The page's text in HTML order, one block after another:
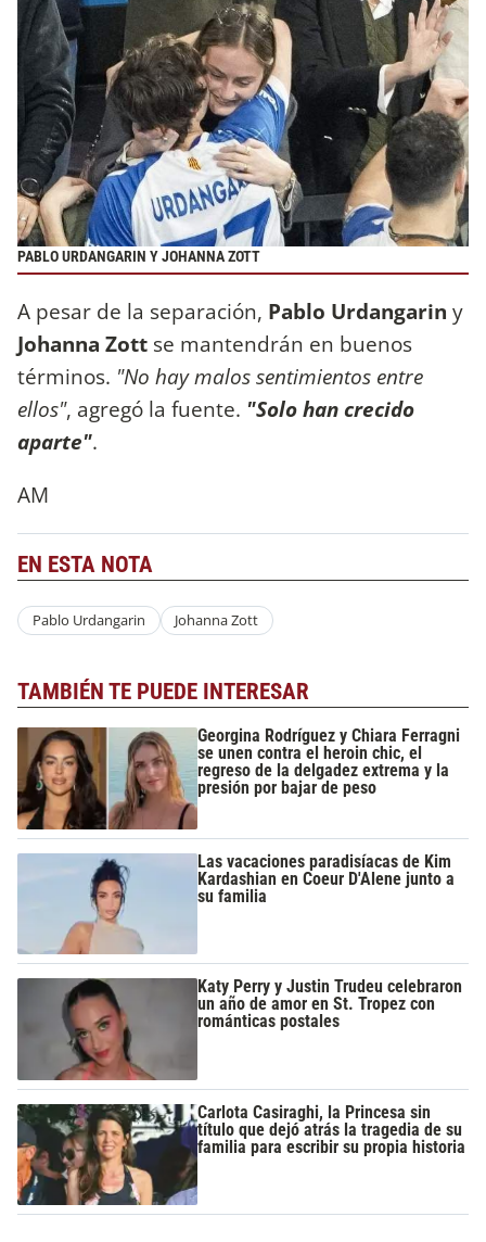
PABLO URDANGARIN Y JOHANNA ZOTT
A pesar de la separación, Pablo Urdangarin y
Johanna Zott se mantendrán en buenos
términos. "No hay malos sentimientos entre
ellos", agregó la fuente. "Solo han crecido
aparte".
AM
EN ESTA NOTA
Pablo Urdangarin Johanna Zott
TAMBIÉN TE PUEDE INTERESAR
Georgina Rodríguez y Chiara Ferragni
se unen contra el heroin chic, el
regreso de la delgadez extrema y la
presión por bajar de peso
Las vacaciones paradisíacas de Kim
Kardashian en Coeur D'Alene junto a
su familia
Katy Perry y Justin Trudeu celebraron
un año de amor en St. Tropez con
románticas postales
Carlota Casiraghi, la Princesa sin
título que dejó atrás la tragedia de su
familia para escribir su propia historia